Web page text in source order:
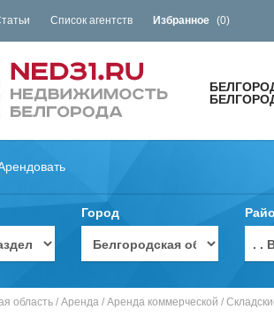
Список агентств Избранное (0)
Город
. .
область / Аренда / Аренда коммерческой /